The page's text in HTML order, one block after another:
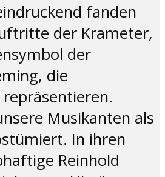
fanden
der Krameter,
der
die
Musikanten als
In ihren
Reinhold